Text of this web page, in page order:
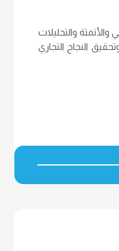
والتحليلات
النجاح التجاري